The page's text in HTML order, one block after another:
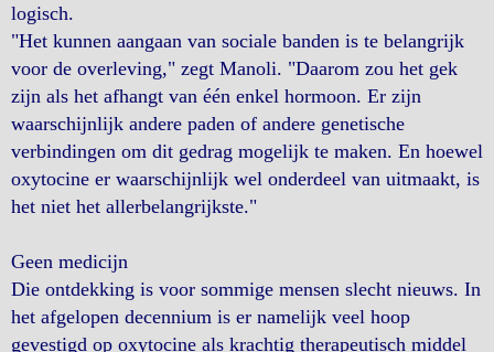
logisch.
"Het kunnen aangaan van sociale banden is te belangrijk
voor de overleving," zegt Manoli. "Daarom zou het gek
zijn als het afhangt van één enkel hormoon. Er zijn
waarschijnlijk andere paden of andere genetische
verbindingen om dit gedrag mogelijk te maken. En hoewel
oxytocine er waarschijnlijk wel onderdeel van uitmaakt, is
het niet het allerbelangrijkste."
Geen medicijn
Die ontdekking is voor sommige mensen slecht nieuws. In
het afgelopen decennium is er namelijk veel hoop
gevestigd op oxytocine als krachtig therapeutisch middel